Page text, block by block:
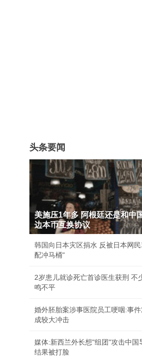
头条要闻
美施压1年多 阿根廷还是和中
边本币互换协议
韩国向日本灾区捐水 反被日本网民
配冲马桶"
2岁患儿就诊死亡首诊医生获刑 不
鸣不平
婚外胚胎案涉事医院员工哽咽:事
成较大冲击
媒体:新西兰外长想"组团"攻击中国
结果被打脸